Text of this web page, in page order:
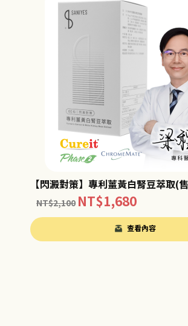
【閃澱對策】專利薑黃白腎豆萃取(
NT$2,100 NT$1,680
查看內容